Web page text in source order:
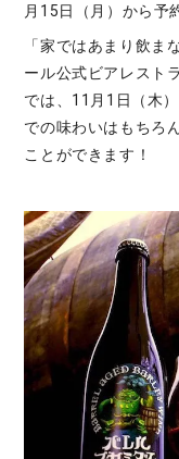
月15日（月）から予
「家ではあまり飲ま
ール公式ビアレスト
では、11月1日（木
での味わいはもちろ
ことができます！